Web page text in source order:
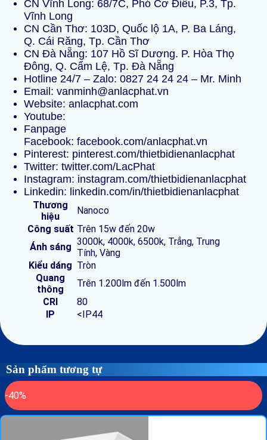
CN Vĩnh Long: 68/7C, Phó Cơ Điều, P.3, Tp.
Vĩnh Long
CN Cần Thơ: 103D, Quốc lộ 1A, P. Ba Láng,
Q. Cái Răng, Tp. Cần Thơ
CN Đà Nẵng: 107 Hồ Sĩ Dương. P. Hòa Thọ
Đông, Q. Cẩm Lệ, Tp. Đà Nẵng
Hotline 24/7 – Zalo: 0827 24 24 24 – Mr. Minh
Email: vanminh@anlacphat.vn
Website: anlacphat.com
Youtube:
Fanpage
Facebook: facebook.com/anlacphat.vn
Pinterest: pinterest.com/thietbidienanlacphat
Twitter: twitter.com/LacPhat
Instagram: instagram.com/thietbidienanlacphat
Linkedin: linkedin.com/in/thietbidienanlacphat
Thương
hiệu
Nanoco
Công suất Trên 15w đến 20w
Ánh sáng 3000k, 4000k, 6500k, Trắng, Trung
Tính, Vàng
Kiểu dáng Tròn
Quang
thông
Trên 1.200lm đến 1.500lm
CRI
80
IP
<IP44
Sản phẩm tương tự
-40%